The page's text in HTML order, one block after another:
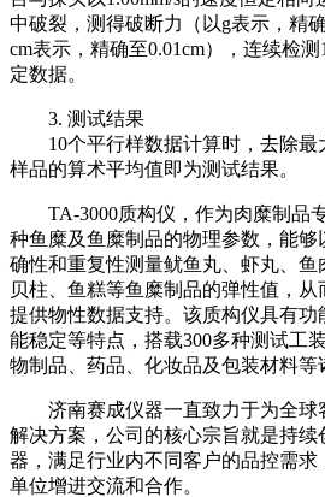
中破裂，测得破断力（以g表示，精
cm表示，精确至0.01cm），连续检
定数据。
3. 测试结果
10个平行样数据计算时，去除最
样品的算术平均值即为测试结果。
TA-3000质构仪，作为肉糜制品
种鱼糜及鱼糜制品的物理参数，能
确性和重复性测量鱿鱼丸、虾丸、
贝柱、鱼糕等鱼糜制品的弹性值，
提供物性数据支持。该质构仪具有
能稳定等特点，搭载300多种测试工
物制品、药品、化妆品及包装材料等
济南赛成仪器一直致力于为全球
解决方案，公司的核心宗旨就是持
器，满足行业内不同客户的品控需
单位增进交流和合作。